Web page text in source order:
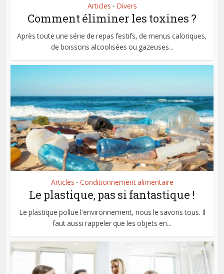
Articles • Divers
Comment éliminer les toxines ?
Après toute une série de repas festifs, de menus caloriques,
de boissons alcoolisées ou gazeuses...
Articles • Conditionnement alimentaire
Le plastique, pas si fantastique !
Le plastique pollue l'environnement, nous le savons tous. Il
faut aussi rappeler que les objets en...